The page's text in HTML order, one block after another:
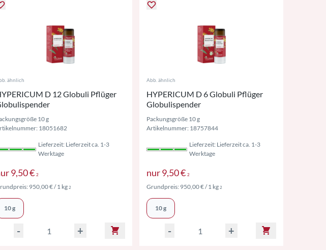
ähnlich
D 12 Globuli Pflüger
10 g
18051682
Lieferzeit: Lieferzeit ca. 1-3
Werktage
9,50 € 2 Preise inkl. MwSt. ggf. zzgl. Versand
950,00 €/ 1 kg 2 Preise inkl. MwSt. ggf. zzgl. Versand
10 g
- +
Abb. ähnlich
HYPERICUM D 6 Globuli Pflüger
Globulispender
Packungsgröße 10 g
Artikelnummer: 18757844
Lieferzeit: Lieferzeit ca. 1-3
Werktage
nur9,50 € 2
Grundpreis: 950,00 €/ 1 kg 2
10 g
- +